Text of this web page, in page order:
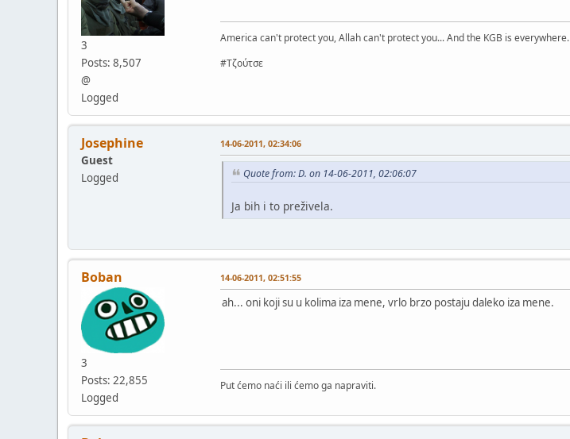
3
Posts: 8,507
@
Logged
America can't protect you, Allah can't protect you... And the KGB is everywhere.
#Τζούτσε
Josephine
Guest
Logged
14-06-2011, 02:34:06
Quote from: D. on 14-06-2011, 02:06:07
Ja bih i to preživela.
Boban
3
Posts: 22,855
Logged
14-06-2011, 02:51:55
ah... oni koji su u kolima iza mene, vrlo brzo postaju daleko iza mene.
Put ćemo naći ili ćemo ga napraviti.